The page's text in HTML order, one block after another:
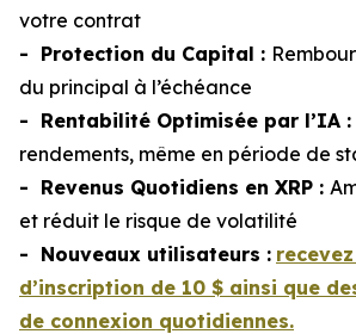
votre contrat
- Protection du Capital :
du principal à l’échéance
- Rentabilité Optimisée par l’IA :
rendements, même en période de
- Revenus Quotidiens en XRP :
et réduit le risque de volatilité
- Nouveaux utilisateurs :
d’inscription de 10 $ ainsi que
de connexion quotidiennes.